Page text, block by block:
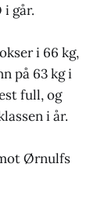
i går.
i 66 kg,
på 63 kg i
full, og
i år.
Ørnulfs